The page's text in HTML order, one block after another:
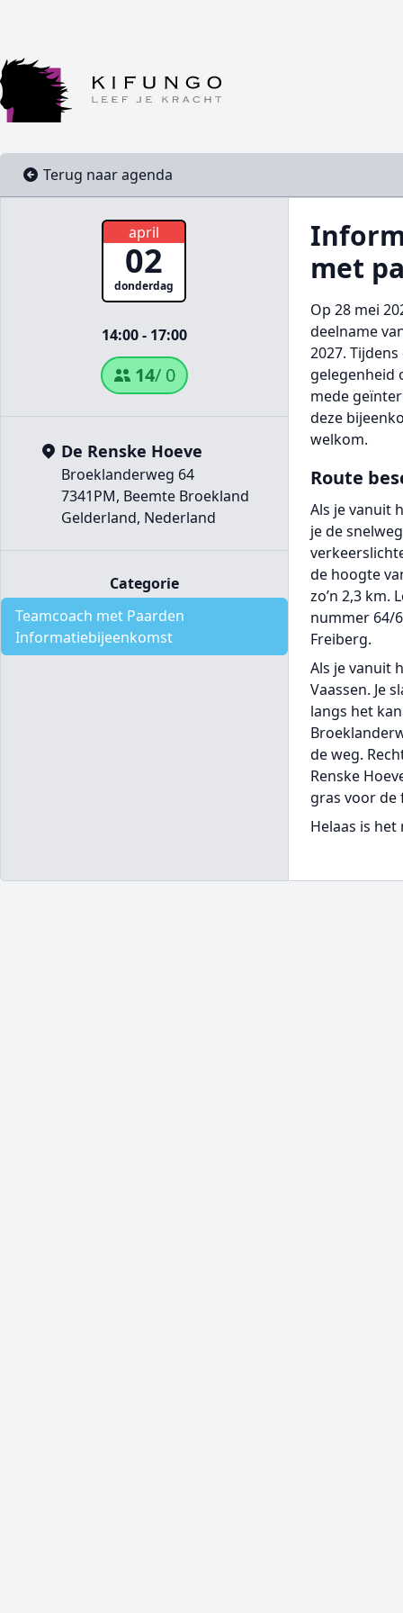
Terug naar agenda
april
02
donderdag
14:00 - 17:00
14/ 0
De Renske Hoeve
Broeklanderweg 64
7341PM, Beemte Broekland
Gelderland, Nederland
Categorie
Teamcoach met Paarden
Informatiebijeenkomst
met
Op 28 mei
deelname
2027.
gelegenheid
mede
deze
welkom.
Route
Als je vanuit
je de
de hoogte
zo’n 2,3 km.
nummer 64/
Freiberg.
Als je vanuit
Vaassen. Je
langs het
de weg.
Renske
gras voor
Helaas is